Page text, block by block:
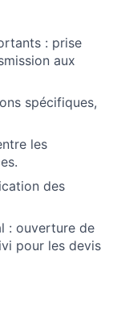
: prise
aux
spécifiques,
les
des
: ouverture de
pour les devis